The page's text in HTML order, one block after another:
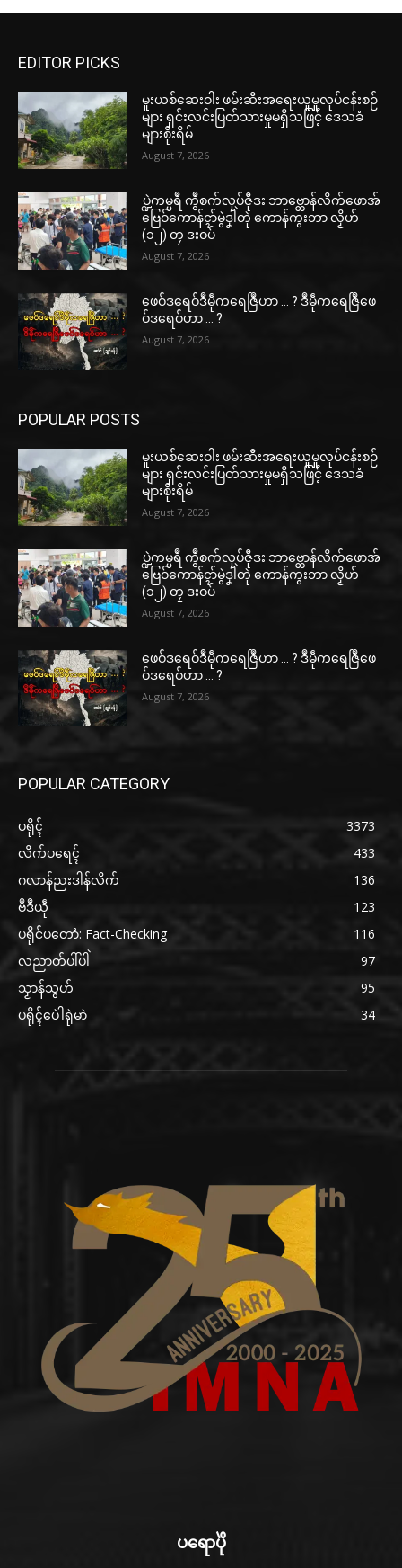
EDITOR PICKS
မူးယစ်ဆေးဝါး ဖမ်းဆီးအရေးယူမှုလုပ်ငန်းစဉ်
များ ရှင်းလင်းပြတ်သားမှုမရှိသဖြင့် ဒေသခံ
များစိုးရိမ်
August 7, 2026
ပ္ဍဲကမ္မရဳ ကွဳစက်လုပ်ဇီုဒး ဘာဗ္တောန်လိက်ဖောအ်
ဗြေဝ်ကောန်ၚာ်မွဲဒၞါဲတုဲ ကောန်ကွးဘာ လၟိဟ်
(၁၂) တၠ ဒးဝပ်
August 7, 2026
ဖေဝ်ဒရေဝ်ဒဳမဵုကရေဇြဳဟာ … ? ဒဳမဵုကရေဇြဳဖေ
ဝ်ဒရေဝ်ဟာ … ?
August 7, 2026
POPULAR POSTS
မူးယစ်ဆေးဝါး ဖမ်းဆီးအရေးယူမှုလုပ်ငန်းစဉ်
များ ရှင်းလင်းပြတ်သားမှုမရှိသဖြင့် ဒေသခံ
များစိုးရိမ်
August 7, 2026
ပ္ဍဲကမ္မရဳ ကွဳစက်လုပ်ဇီုဒး ဘာဗ္တောန်လိက်ဖောအ်
ဗြေဝ်ကောန်ၚာ်မွဲဒၞါဲတုဲ ကောန်ကွးဘာ လၟိဟ်
(၁၂) တၠ ဒးဝပ်
August 7, 2026
ဖေဝ်ဒရေဝ်ဒဳမဵုကရေဇြဳဟာ … ? ဒဳမဵုကရေဇြဳဖေ
ဝ်ဒရေဝ်ဟာ … ?
August 7, 2026
POPULAR CATEGORY
ပရိုၚ်
3373
လိက်ပရေၚ်
433
ဂလာန်ညးဒါန်လိက်
136
ဗဳဒဳယဵု
123
ပရိုင်ပတောံ: Fact-Checking
116
လညာတ်ပါ်ပါဲ
97
သၟာန်သွဟ်
95
ပရိုၚ်ပေဲါရုဲမာဲ
34
ပရောပိုဲ